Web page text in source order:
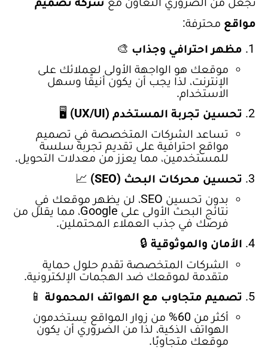
مواقع محترفة:
مظهر احترافي وجذاب 🎨
موقعك هو الواجهة الأولى لعملائك على
الإنترنت، لذا يجب أن يكون أنيقًا وسهل
الاستخدام.
تحسين تجربة المستخدم (UX/UI)
🖥️
تساعد الشركات المتخصصة في تصميم
مواقع احترافية على تقديم تجربة سلسة
للمستخدمين، مما يعزز من معدلات التحويل.
تحسين محركات البحث (SEO)
📈
بدون تحسين SEO، لن يظهر موقعك في
نتائج البحث الأولى على Google، مما يقلل من
فرصك في جذب العملاء المحتملين.
الأمان والموثوقية🔒
الشركات المتخصصة تقدم حلول حماية
متقدمة لموقعك ضد الهجمات الإلكترونية.
تصميم متجاوب مع الهواتف المحمولة📱
أكثر من 60% من زوار المواقع يستخدمون
الهواتف الذكية، لذا من الضروري أن يكون
موقعك متجاوبًا.